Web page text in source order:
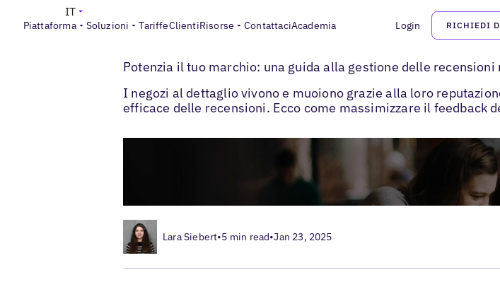
Piattaforma Soluzioni TariffeClientiRisorse ContattaciAcademia Login RICHIEDI
IT
Blogs> I brand del retail Costruisci la tua reputazione: gestione delle recensioni
Potenzia il tuo marchio: una guida alla gestione delle
I negozi al dettaglio vivono e muoiono grazie alla loro
efficace delle recensioni. Ecco come massimizzare il feedback
Lara Siebert•5 min read•Jan 23, 2025